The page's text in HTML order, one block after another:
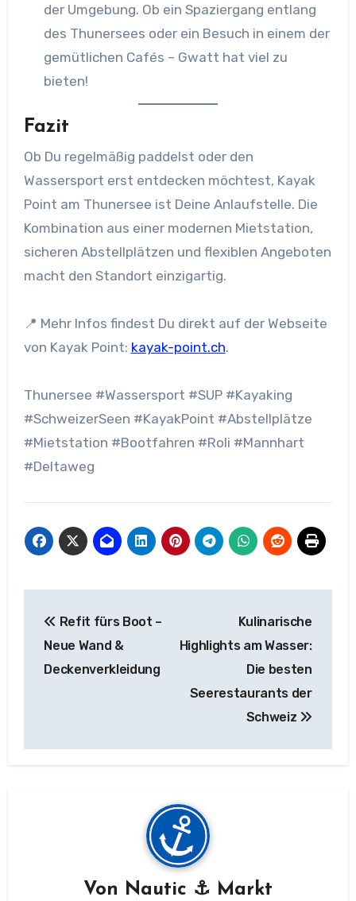
der Umgebung. Ob ein Spaziergang entlang
des Thunersees oder ein Besuch in einem der
gemütlichen Cafés – Gwatt hat viel zu
bieten!
Fazit
Ob Du regelmäßig paddelst oder den
Wassersport erst entdecken möchtest, Kayak
Point am Thunersee ist Deine Anlaufstelle. Die
Kombination aus einer modernen Mietstation,
sicheren Abstellplätzen und flexiblen Angeboten
macht den Standort einzigartig.
📍 Mehr Infos findest Du direkt auf der Webseite
von Kayak Point: kayak-point.ch.
Thunersee #Wassersport #SUP #Kayaking
#SchweizerSeen #KayakPoint #Abstellplätze
#Mietstation #Bootfahren #Roli #Mannhart
#Deltaweg
Refit fürs Boot –
Neue Wand &
Deckenverkleidung
Kulinarische
Highlights am Wasser:
Die besten
Seerestaurants der
Schweiz
Von Nautic ⚓ Markt